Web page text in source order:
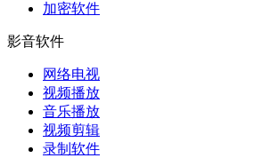
加密软件
影音软件
网络电视
视频播放
音乐播放
视频剪辑
录制软件